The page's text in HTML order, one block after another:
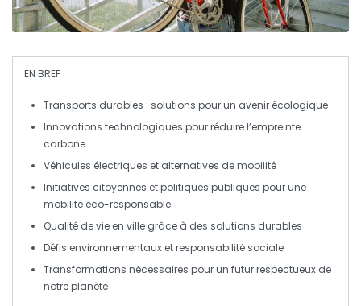
EN BREF
Transports durables : solutions pour un avenir écologique
Innovations technologiques pour réduire l’empreinte
carbone
Véhicules électriques et alternatives de mobilité
Initiatives citoyennes et politiques publiques pour une
mobilité éco-responsable
Qualité de vie en ville grâce à des solutions durables
Défis environnementaux etresponsabilité sociale
Transformations nécessaires pour un futur respectueux de
notre planète